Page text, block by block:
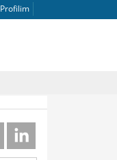
Profilim